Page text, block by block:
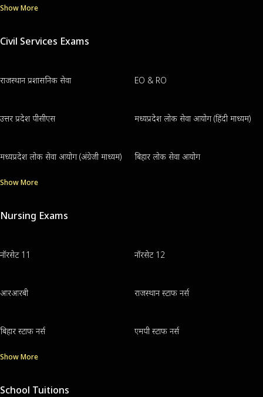
Show More
Civil Services Exams
राजस्थान प्रशासनिक सेवा EO & RO
उत्तर प्रदेश पीसीएस मध्यप्रदेश लोक सेवा आयोग (हिंदी माध्यम)
मध्यप्रदेश लोक सेवा आयोग (अंग्रेजी माध्यम) बिहार लोक सेवा आयोग
Show More
Nursing Exams
नॉरसेट 11 नॉरसेट 12
आरआरबी राजस्थान स्टाफ नर्स
बिहार स्टाफ नर्स एमपी स्टाफ नर्स
Show More
School Tuitions